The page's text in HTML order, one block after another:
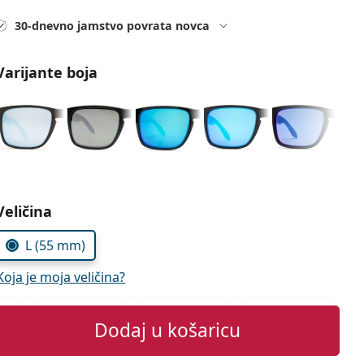
30-dnevno jamstvo povrata novca
boja
parametre
L (55 mm)
je moja veličina?
Dodaj u košaricu